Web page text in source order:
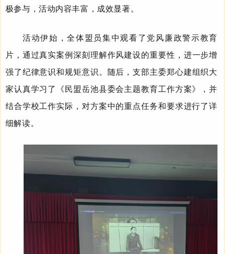
极参与，活动内容丰富，成效显著。
活动伊始，全体盟员集中观看了党风廉政警示教育
片，通过真实案例深刻理解作风建设的重要性，进一步增
强了纪律意识和规矩意识。随后，支部主委郑心建组织大
家认真学习了《民盟岳池县委会主题教育工作方案》，并
结合学校工作实际，对方案中的重点任务和要求进行了详
细解读。